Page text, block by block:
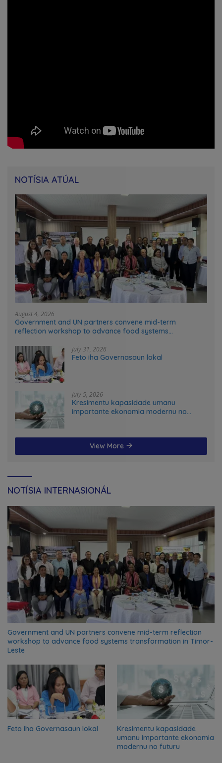
NOTÍSIA ATÚAL
August 4, 2026
Government and UN partners convene mid-term
reflection workshop to advance food systems
July 31, 2026
Feto iha Governasaun lokal
July 5, 2026
Kresimentu kapasidade umanu
importante ekonomia modernu no
View More
NOTÍSIA INTERNASIONÁL
Government and UN partners convene mid-term reflection
workshop to advance food systems transformation in Timor-
Leste
Feto iha Governasaun lokal
Kresimentu kapasidade
umanu importante ekonomia
modernu no futuru